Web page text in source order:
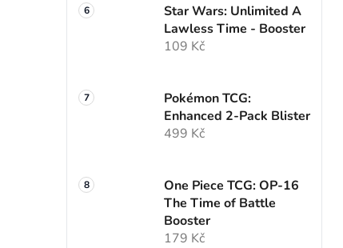
Star Wars: Unlimited A
Lawless Time - Booster
109 Kč
Pokémon TCG:
Enhanced 2-Pack Blister
499 Kč
One Piece TCG: OP-16
The Time of Battle
Booster
179 Kč